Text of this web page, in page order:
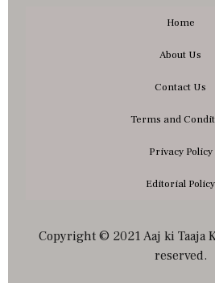
Home
About Us
Contact Us
Terms and
Privacy Policy
Editorial Policy
Copyright © 2021 Aaj ki Taaja
reserved.